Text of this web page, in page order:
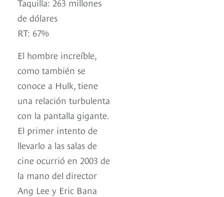
de dólares
RT: 67%
El hombre increíble,
como también se
conoce a Hulk, tiene
una relación turbulenta
con la pantalla gigante.
El primer intento de
llevarlo a las salas de
cine ocurrió en 2003 de
la mano del director
Ang Lee y Eric Bana